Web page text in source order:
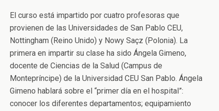
El curso está impartido por cuatro profesoras que
provienen de las Universidades de San Pablo CEU,
Nottingham (Reino Unido) y Nowy Saçz (Polonia). La
primera en impartir su clase ha sido Ángela Gimeno,
docente de Ciencias de la Salud (Campus de
Montepríncipe) de la Universidad CEU San Pablo. Ángela
Gimeno hablará sobre el “primer día en el hospital”:
conocer los diferentes departamentos; equipamiento